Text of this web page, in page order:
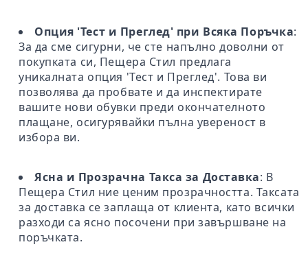
Опция 'Тест и Преглед' при Всяка Поръчка:
За да сме сигурни, че сте напълно доволни от
покупката си, Пещера Стил предлага
уникалната опция 'Тест и Преглед'. Това ви
позволява да пробвате и да инспектирате
вашите нови обувки преди окончателното
плащане, осигурявайки пълна увереност в
избора ви.
Ясна и Прозрачна Такса за Доставка: В
Пещера Стил ние ценим прозрачността. Таксата
за доставка се заплаща от клиента, като всички
разходи са ясно посочени при завършване на
поръчката.